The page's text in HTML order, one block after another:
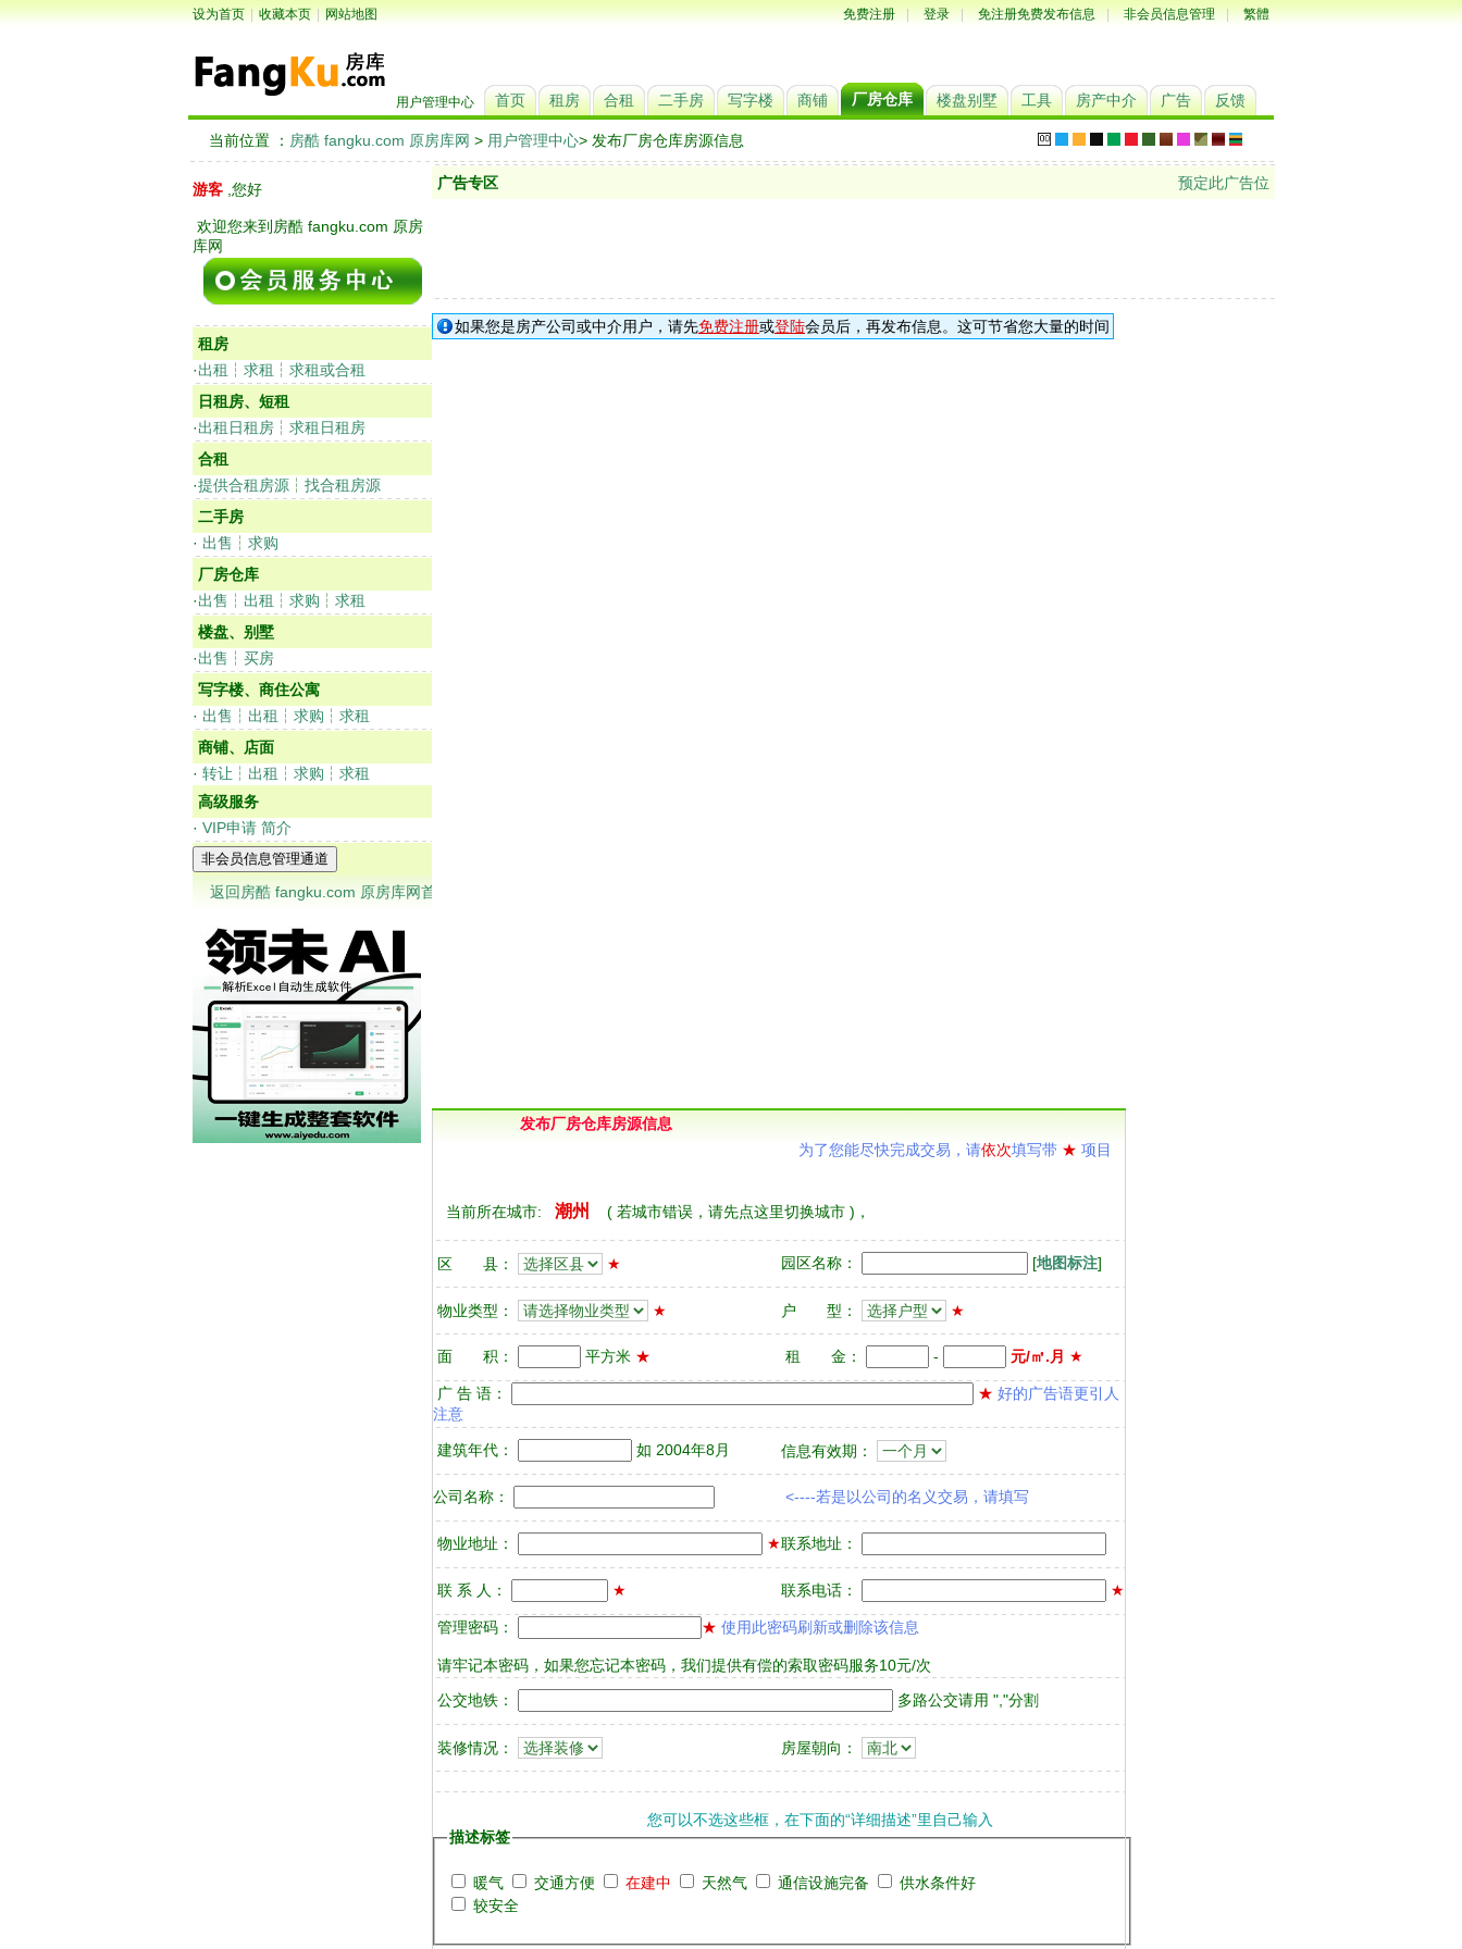
设为首页 | 收藏本页 | 网站地图 免费注册 | 登录 | 免注册免费发布信息 | 非会员信息管理 | 繁體
用户管理中心 首页 租房 合租 二手房 写字楼 商铺 厂房仓库 楼盘别墅 工具 房产中介 广告 反馈
当前位置 ： 房酷 fangku.com 原房库网 > 用户管理中心> 发布厂房仓库房源信息
游客 ,您好
欢迎您来到房酷 fangku.com 原房
库网
租房
·出租 ┆ 求租 ┆ 求租或合租
日租房、短租
·出租日租房 ┆ 求租日租房
合租
·提供合租房源 ┆ 找合租房源
二手房
· 出售 ┆ 求购
厂房仓库
·出售 ┆ 出租 ┆ 求购 ┆ 求租
楼盘、别墅
·出售 ┆ 买房
写字楼、商住公寓
· 出售 ┆ 出租 ┆ 求购 ┆ 求租
商铺、店面
· 转让 ┆ 出租 ┆ 求购 ┆ 求租
高级服务
· VIP申请 简介
返回房酷 fangku.com 原房库网首页
广告专区 预定此广告位
如果您是房产公司或中介用户，请先免费注册或登陆会员后，再发布信息。这可节省您大量的时间
发布厂房仓库房源信息
为了您能尽快完成交易，请依次填写带 ★ 项目
当前所在城市: 潮州 ( 若城市错误，请先点这里切换城市 )，
区 县： ★ 园区名称： [地图标注]
物业类型： ★ 户 型： ★
面 积： 平方米 ★ 租 金： - 元/㎡.月 ★
广 告 语： ★ 好的广告语更引人
注意
建筑年代： 如 2004年8月 信息有效期：
公司名称： <----若是以公司的名义交易，请填写
物业地址： ★联系地址：
联 系 人： ★ 联系电话： ★
管理密码： ★ 使用此密码刷新或删除该信息
请牢记本密码，如果您忘记本密码，我们提供有偿的索取密码服务10元/次
公交地铁：
多路公交请用 ","分割
装修情况： 房屋朝向：
您可以不选这些框，在下面的“详细描述”里自己输入
描述标签
暖气 交通方便 在建中 天然气 通信设施完备
供水条件好
较安全